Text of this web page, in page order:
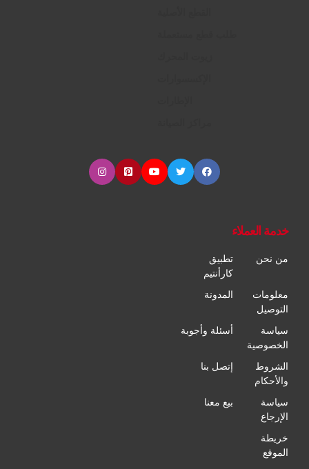
خدمة العملاء
من نحن
تطبيق
كارأنتيم
معلومات
التوصيل
المدونة
سياسة
الخصوصية
أسئلة وأجوبة
الشروط
والأحكام
إتصل بنا
سياسة
الإرجاع
بيع معنا
خريطة
الموقع